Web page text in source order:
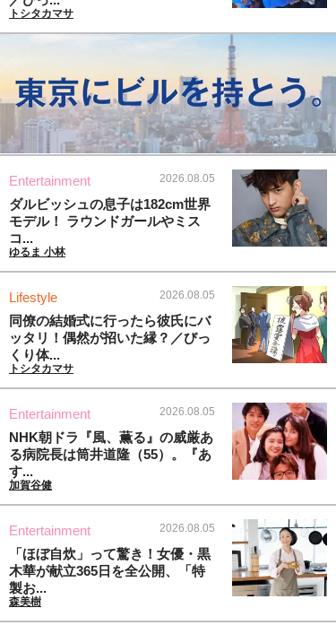
トシタカマサ
Entertainment 2026.08.05
ダルビッシュの息子は182cm世界
モデル！ ラウンドガールやミス
コ...
ゆるま 小林
Lifestyle 2026.08.05
同僚の結婚式に行ったら彼氏にバ
ッタリ！偶然が招いた縁？／びっ
くり体...
トシタカマサ
Entertainment 2026.08.05
NHK朝ドラ『風、薫る』の威厳あ
る病院長は筒井道隆（55）。『あ
す...
加賀谷健
Entertainment 2026.08.05
「ほぼ自炊」って驚き！女優・黒
木華が献立365日を全公開、「特
製お...
森美樹